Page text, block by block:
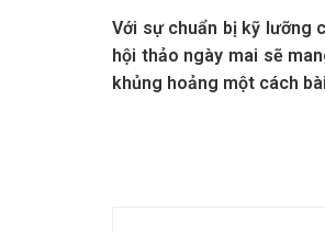
Với sự chuẩn bị kỹ lưỡng
hội thảo ngày mai sẽ
khủng hoảng một cách